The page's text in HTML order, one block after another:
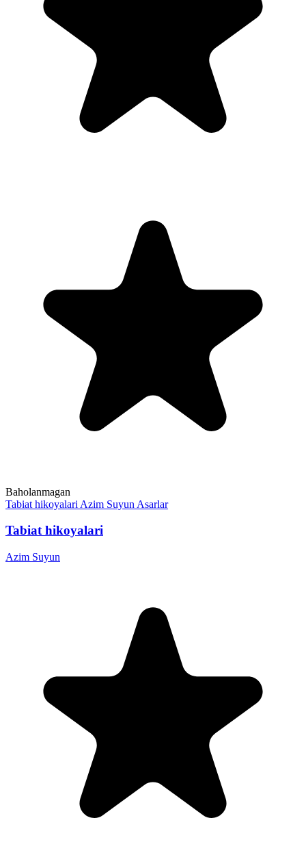
Baholanmagan
Tabiat hikoyalari Azim Suyun Asarlar
Tabiat hikoyalari
Azim Suyun